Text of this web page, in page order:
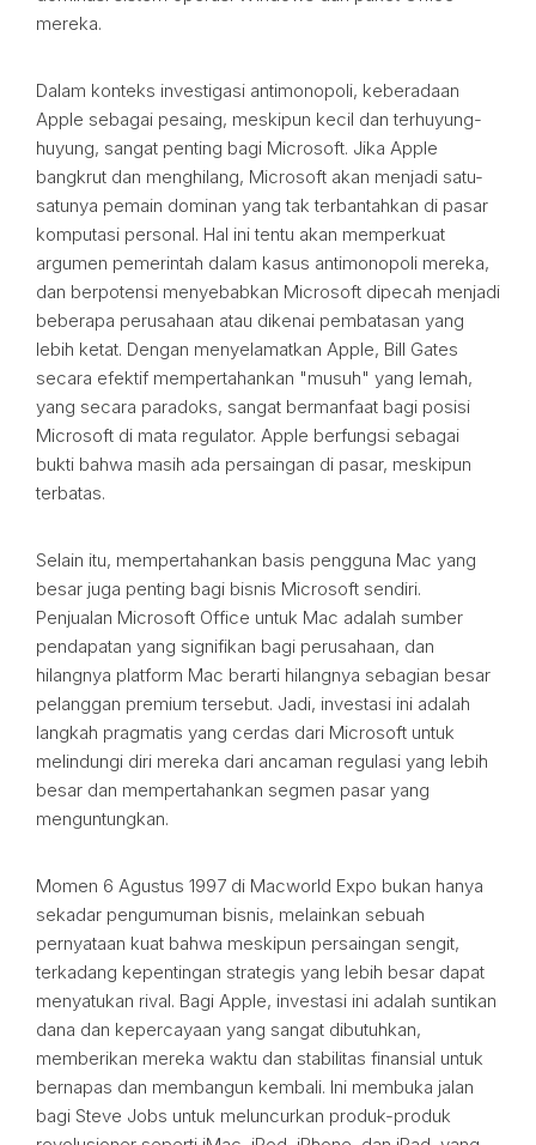
mereka.
Dalam konteks investigasi antimonopoli, keberadaan
Apple sebagai pesaing, meskipun kecil dan terhuyung-
huyung, sangat penting bagi Microsoft. Jika Apple
bangkrut dan menghilang, Microsoft akan menjadi satu-
satunya pemain dominan yang tak terbantahkan di pasar
komputasi personal. Hal ini tentu akan memperkuat
argumen pemerintah dalam kasus antimonopoli mereka,
dan berpotensi menyebabkan Microsoft dipecah menjadi
beberapa perusahaan atau dikenai pembatasan yang
lebih ketat. Dengan menyelamatkan Apple, Bill Gates
secara efektif mempertahankan "musuh" yang lemah,
yang secara paradoks, sangat bermanfaat bagi posisi
Microsoft di mata regulator. Apple berfungsi sebagai
bukti bahwa masih ada persaingan di pasar, meskipun
terbatas.
Selain itu, mempertahankan basis pengguna Mac yang
besar juga penting bagi bisnis Microsoft sendiri.
Penjualan Microsoft Office untuk Mac adalah sumber
pendapatan yang signifikan bagi perusahaan, dan
hilangnya platform Mac berarti hilangnya sebagian besar
pelanggan premium tersebut. Jadi, investasi ini adalah
langkah pragmatis yang cerdas dari Microsoft untuk
melindungi diri mereka dari ancaman regulasi yang lebih
besar dan mempertahankan segmen pasar yang
menguntungkan.
Momen 6 Agustus 1997 di Macworld Expo bukan hanya
sekadar pengumuman bisnis, melainkan sebuah
pernyataan kuat bahwa meskipun persaingan sengit,
terkadang kepentingan strategis yang lebih besar dapat
menyatukan rival. Bagi Apple, investasi ini adalah suntikan
dana dan kepercayaan yang sangat dibutuhkan,
memberikan mereka waktu dan stabilitas finansial untuk
bernapas dan membangun kembali. Ini membuka jalan
bagi Steve Jobs untuk meluncurkan produk-produk